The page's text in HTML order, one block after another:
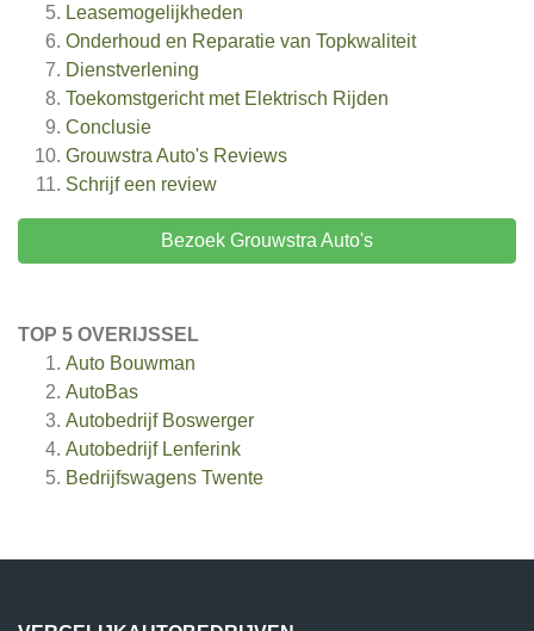
Leasemogelijkheden
Onderhoud en Reparatie van Topkwaliteit
Dienstverlening
Toekomstgericht met Elektrisch Rijden
Conclusie
Grouwstra Auto's Reviews
Schrijf een review
Bezoek Grouwstra Auto's
TOP 5 OVERIJSSEL
Auto Bouwman
AutoBas
Autobedrijf Boswerger
Autobedrijf Lenferink
Bedrijfswagens Twente